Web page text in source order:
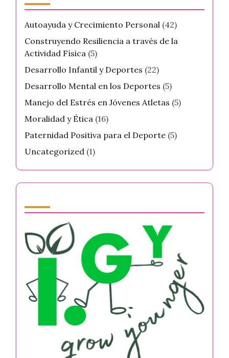
Autoayuda y Crecimiento Personal (42)
Construyendo Resiliencia a través de la
Actividad Física (5)
Desarrollo Infantil y Deportes (22)
Desarrollo Mental en los Deportes (5)
Manejo del Estrés en Jóvenes Atletas (5)
Moralidad y Ética (16)
Paternidad Positiva para el Deporte (5)
Uncategorized (1)